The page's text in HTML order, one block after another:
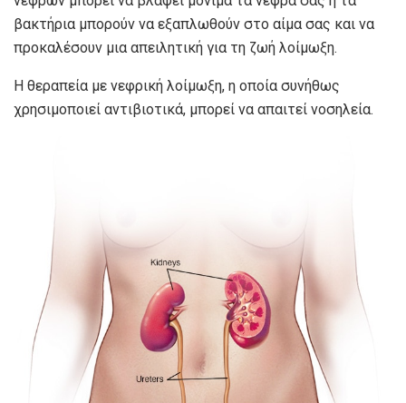
βακτήρια μπορούν να εξαπλωθούν στο αίμα σας και να
προκαλέσουν μια απειλητική για τη ζωή λοίμωξη.
Η θεραπεία με νεφρική λοίμωξη, η οποία συνήθως
χρησιμοποιεί αντιβιοτικά, μπορεί να απαιτεί νοσηλεία.